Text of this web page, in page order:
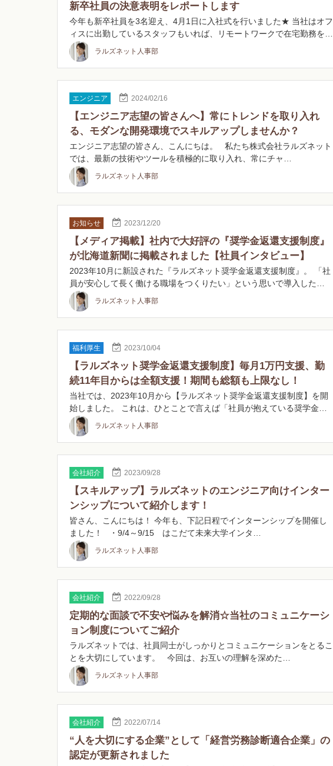
新卒社員の決意表明をレポートします
今年も新卒社員を3名迎え、4月1日に入社式を行いました★ 当社はオフ
ィスに出勤しているスタッフもいれば、リモートワークで在宅勤務を…
ラルズネット人事部
エンジニア 2024/02/16
【エンジニア志望の皆さんへ】常にトレンドを取り入れ
る、モダンな開発環境でスキルアップしませんか？
エンジニア志望の皆さん、こんにちは。 私たち株式会社ラルズネット
では、最新の技術やツールを積極的に取り入れ、常にチャ…
ラルズネット人事部
お知らせ 2023/12/20
【メディア掲載】社内で大好評の『奨学金返還支援制度』
が北海道新聞に掲載されました【社員インタビュー】
2023年10月に新設された『ラルズネット奨学金返還支援制度』。 「社
員が安心して長く働ける職場をつくりたい」という思いで導入した…
ラルズネット人事部
福利厚生 2023/10/04
【ラルズネット奨学金返還支援制度】毎月1万円支援、勤
続11年目からは全額支援！期間も総額も上限なし！
当社では、2023年10月から【ラルズネット奨学金返還支援制度】を開
始しました。 これは、ひとことで言えば「社員が抱えている奨学金…
ラルズネット人事部
会社紹介 2023/09/28
【スキルアップ】ラルズネットのエンジニア向けインター
ンシップについて紹介します！
皆さん、こんにちは！ 今年も、下記日程でインターンシップを開催し
ました！ ・9/4～9/15 はこだて未来大学インタ…
ラルズネット人事部
会社紹介 2022/09/28
定期的な面談で不安や悩みを解消☆当社のコミュニケーシ
ョン制度についてご紹介
ラルズネットでは、社員同士がしっかりとコミュニケーションをとるこ
とを大切にしています。 今回は、お互いの理解を深めた…
ラルズネット人事部
会社紹介 2022/07/14
“人を大切にする企業”として「経営労務診断適合企業」の
認定が更新されました